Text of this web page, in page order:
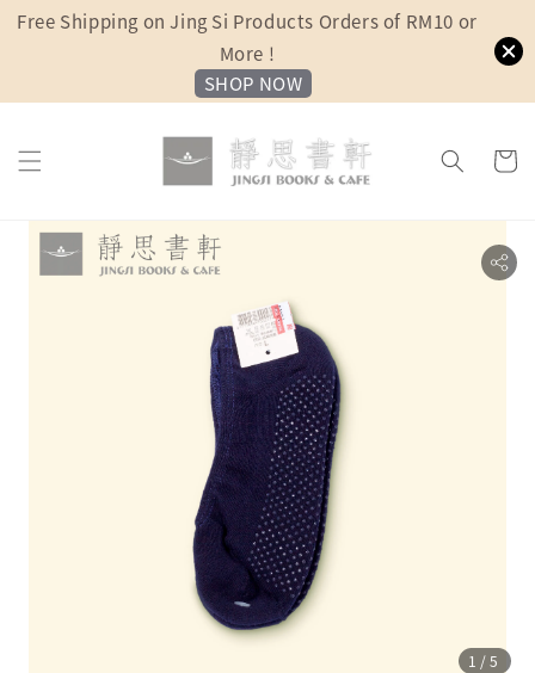
Free Shipping on Jing Si Products Orders of RM10 or
More !
SHOP NOW
1 /5